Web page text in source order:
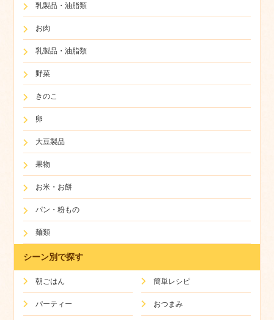
乳製品・油脂類
お肉
乳製品・油脂類
野菜
きのこ
卵
大豆製品
果物
お米・お餅
パン・粉もの
麺類
シーン別で探す
朝ごはん 簡単レシピ
パーティー おつまみ